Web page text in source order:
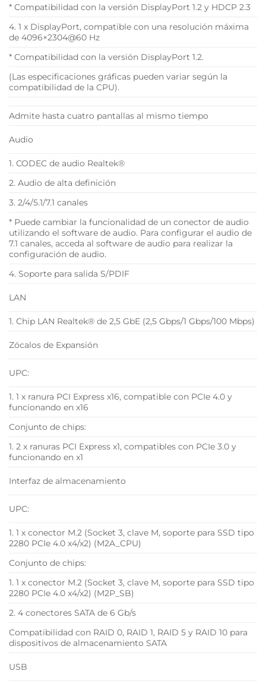
* Compatibilidad con la versión DisplayPort 1.2 y HDCP 2.3
4. 1 x DisplayPort, compatible con una resolución máxima
de 4096×2304@60 Hz
* Compatibilidad con la versión DisplayPort 1.2.
(Las especificaciones gráficas pueden variar según la
compatibilidad de la CPU).
Admite hasta cuatro pantallas al mismo tiempo
Audio
1. CODEC de audio Realtek®
2. Audio de alta definición
3. 2/4/5.1/7.1 canales
* Puede cambiar la funcionalidad de un conector de audio
utilizando el software de audio. Para configurar el audio de
7.1 canales, acceda al software de audio para realizar la
configuración de audio.
4. Soporte para salida S/PDIF
LAN
1. Chip LAN Realtek® de 2,5 GbE (2,5 Gbps/1 Gbps/100 Mbps)
Zócalos de Expansión
UPC:
1. 1 x ranura PCI Express x16, compatible con PCIe 4.0 y
funcionando en x16
Conjunto de chips:
1. 2 x ranuras PCI Express x1, compatibles con PCIe 3.0 y
funcionando en x1
Interfaz de almacenamiento
UPC:
1. 1 x conector M.2 (Socket 3, clave M, soporte para SSD tipo
2280 PCIe 4.0 x4/x2) (M2A_CPU)
Conjunto de chips:
1. 1 x conector M.2 (Socket 3, clave M, soporte para SSD tipo
2280 PCIe 4.0 x4/x2) (M2P_SB)
2. 4 conectores SATA de 6 Gb/s
Compatibilidad con RAID 0, RAID 1, RAID 5 y RAID 10 para
dispositivos de almacenamiento SATA
USB